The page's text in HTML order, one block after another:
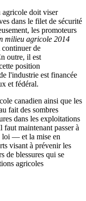
agricole doit viser
dans le filet de sécurité
les promoteurs
milieu agricole 2014
de
outre, il est
position
l'industrie est financée
et fédéral.
canadien ainsi que les
fait des sombres
dans les exploitations
maintenant passer à
loi — et la mise en
visant à prévenir les
de blessures qui se
agricoles